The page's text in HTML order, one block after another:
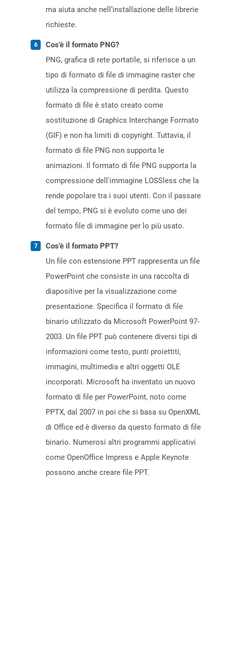
ma aiuta anche nell’installazione delle librerie
richieste.
Cos'è il formato PNG?
PNG, grafica di rete portatile, si riferisce a un
tipo di formato di file di immagine raster che
utilizza la compressione di perdita. Questo
formato di file è stato creato come
sostituzione di Graphics Interchange Formato
(GIF) e non ha limiti di copyright. Tuttavia, il
formato di file PNG non supporta le
animazioni. Il formato di file PNG supporta la
compressione dell'immagine LOSSless che la
rende popolare tra i suoi utenti. Con il passare
del tempo, PNG si è evoluto come uno dei
formato file di immagine per lo più usato.
Cos'è il formato PPT?
Un file con estensione PPT rappresenta un file
PowerPoint che consiste in una raccolta di
diapositive per la visualizzazione come
presentazione. Specifica il formato di file
binario utilizzato da Microsoft PowerPoint 97-
2003. Un file PPT può contenere diversi tipi di
informazioni come testo, punti proiettiti,
immagini, multimedia e altri oggetti OLE
incorporati. Microsoft ha inventato un nuovo
formato di file per PowerPoint, noto come
PPTX, dal 2007 in poi che si basa su OpenXML
di Office ed è diverso da questo formato di file
binario. Numerosi altri programmi applicativi
come OpenOffice Impress e Apple Keynote
possono anche creare file PPT.